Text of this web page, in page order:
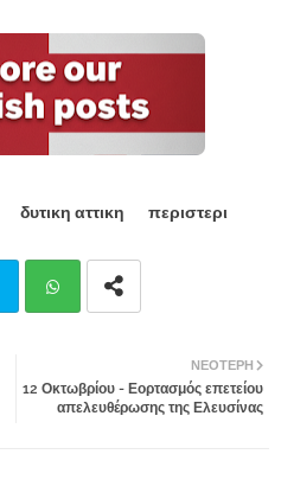
δυτικη αττικη περιστερι
atsa
ΝΕΌΤΕΡΗ
12 Οκτωβρίου - Εορτασμός επετείου
απελευθέρωσης της Ελευσίνας